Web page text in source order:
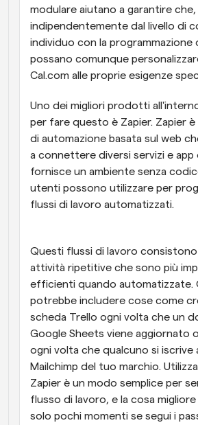
Webhook
Ricevi una notifica quando
modulare aiutano a garantire che,
indipendentemente dal livello di
individuo con la programmazione
possano comunque
Cal.com alle proprie esigenze
Uno dei migliori prodotti
per fare questo è Zapier. Zapier
di automazione basata sul web
a connettere diversi servizi e app
fornisce un ambiente senza
utenti possono utilizzare per
flussi di lavoro automatizzati.
Questi flussi di lavoro
attività ripetitive che sono più
efficienti quando automatizzate.
potrebbe includere cose come
scheda Trello ogni volta che un
Google Sheets viene aggiornato
ogni volta che qualcuno si iscrive
Mailchimp del tuo marchio.
Zapier è un modo semplice per
flusso di lavoro, e la cosa
solo pochi momenti se segui i